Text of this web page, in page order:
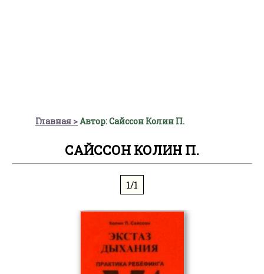
Главная Автор: Сайссон Колин П.
САЙССОН КОЛИН П.
1/1